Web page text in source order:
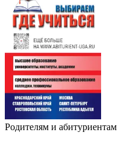
Родителям и абитуриентам